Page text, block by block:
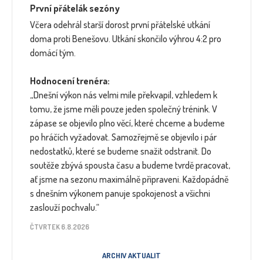
První přátelák sezóny
Včera odehrál starší dorost první přátelské utkání
doma proti Benešovu. Utkání skončilo výhrou 4:2 pro
domácí tým.
Hodnocení trenéra:
„Dnešní výkon nás velmi mile překvapil, vzhledem k
tomu, že jsme měli pouze jeden společný trénink. V
zápase se objevilo plno věcí, které chceme a budeme
po hráčích vyžadovat. Samozřejmě se objevilo i pár
nedostatků, které se budeme snažit odstranit. Do
soutěže zbývá spousta času a budeme tvrdě pracovat,
ať jsme na sezonu maximálně připraveni. Každopádně
s dnešním výkonem panuje spokojenost a všichni
zaslouží pochvalu.“
ČTVRTEK 6.8.2026
ARCHIV AKTUALIT